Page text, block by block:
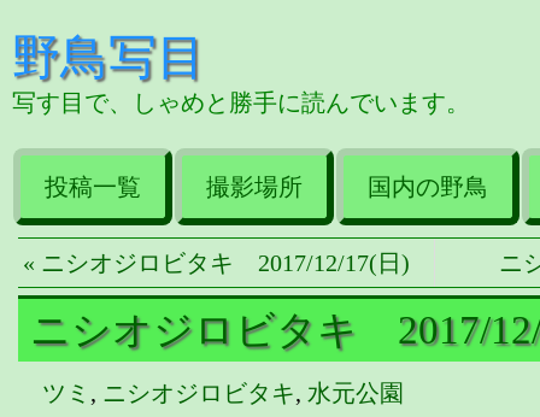
野鳥写目
写す目で、しゃめと勝手に読んでいます。
投稿一覧 撮影場所 国内の野鳥
« ニシオジロビタキ 2017/12/17(日) ニ
ニシオジロビタキ 2017/
ツミ , ニシオジロビタキ, 水元公園